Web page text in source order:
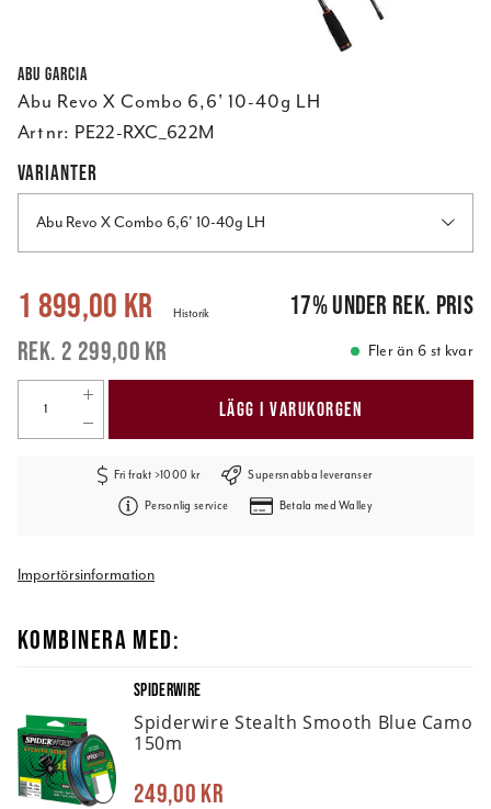
Abu Garcia
Abu Revo X Combo 6,6' 10-40g LH
Art nr: PE22-RXC_622M
VARIANTER
Abu Revo X Combo 6,6' 10-40g LH
Nuvarande pris: 1 899,00 kr 2 299,00 kr
1 899,00 kr
2 299,00 kr
Historik 17%under rek. pris
Fler än 6 st kvar
LÄGG I VARUKORGEN
Fri frakt >1000 kr Supersnabba leveranser
Personlig service Betala med Walley
Importörsinformation
KOMBINERA MED:
SPIDERWIRE
Spiderwire Stealth Smooth Blue Camo
150m
249,00 kr